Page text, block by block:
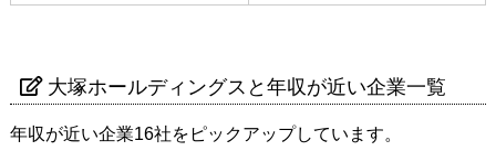
大塚ホールディングスと年収が近い企業一覧
年収が近い企業16社をピックアップしています。